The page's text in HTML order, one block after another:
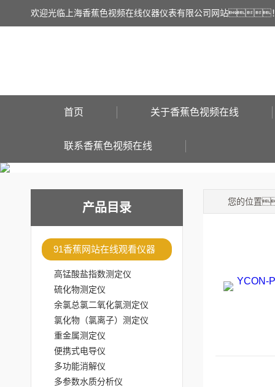
欢迎光临上海香蕉色视频在线仪器仪表有限公司网站
首页 关于香蕉色视频在线
联系香蕉色视频在线
产品目录
91香蕉网站在线观看仪器
高锰酸盐指数测定仪
硫化物测定仪
余氯总氯二氧化氯测定仪
氯化物（氯离子）测定仪
重金属测定仪
便携式电导仪
多功能消解仪
多参数水质分析仪
您的位置